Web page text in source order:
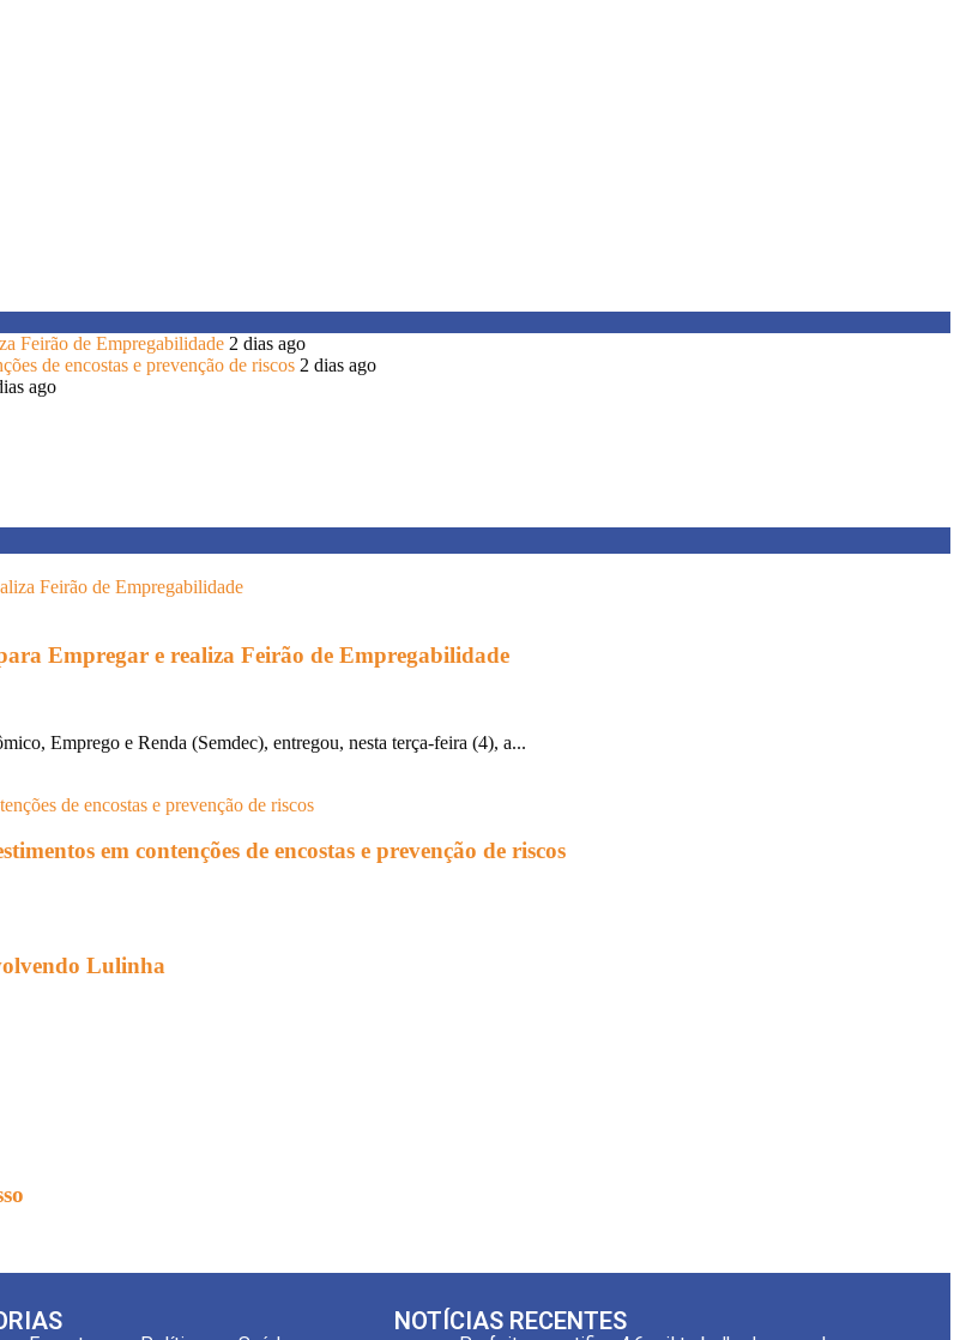
Feirão de Empregabilidade 2 dias ago
de encostas e prevenção de riscos 2 dias ago
ago
Empregar e realiza Feirão de Empregabilidade
Emprego e Renda (Semdec), entregou, nesta terça-feira (4), a...
em contenções de encostas e prevenção de riscos
Lulinha
NOTÍCIAS RECENTES